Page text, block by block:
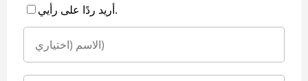
أريد ردًا على رأيي.